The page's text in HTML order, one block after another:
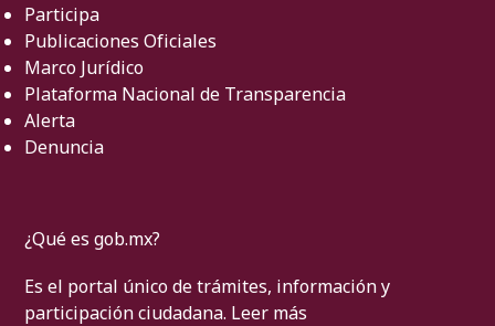
Participa
Publicaciones Oficiales
Marco Jurídico
Plataforma Nacional de Transparencia
Alerta
Denuncia
¿Qué es gob.mx?
Es el portal único de trámites, información y
participación ciudadana. Leer más